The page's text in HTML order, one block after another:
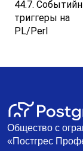
44.7.
триггеры на
PL/Perl
Общество с
«Постгрес